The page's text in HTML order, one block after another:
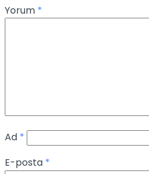
Yorum *
Ad *
E-posta *